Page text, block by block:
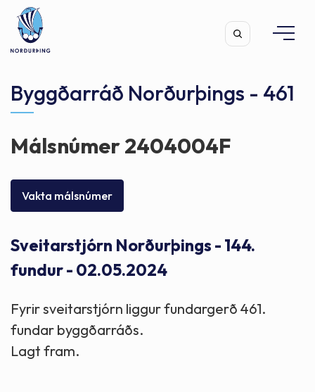
Leita
Byggðarráð Norðurþings - 461
Málsnúmer 2404004F
Vakta málsnúmer
Sveitarstjórn Norðurþings - 144.
fundur - 02.05.2024
Fyrir sveitarstjórn liggur fundargerð 461.
fundar byggðarráðs.
Lagt fram.